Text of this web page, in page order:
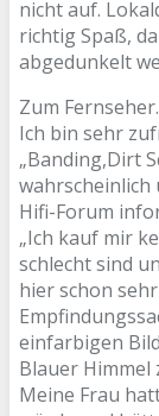
nicht auf.
richtig Spaß,
abgedunkelt
Zum Fernseher.
Ich bin sehr
„Banding,Dirt
wahrscheinlich
Hifi-Forum
„Ich kauf mir
schlecht sind
hier schon
einfarbigen
Blauer Himmel
Meine Frau